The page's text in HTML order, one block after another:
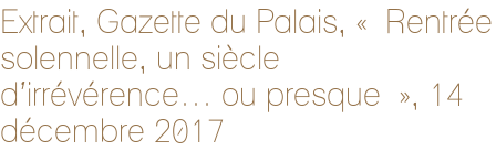
Extrait, Gazette du Palais, « Rentrée
solennelle, un siècle
d’irrévérence… ou presque », 14
décembre 2017